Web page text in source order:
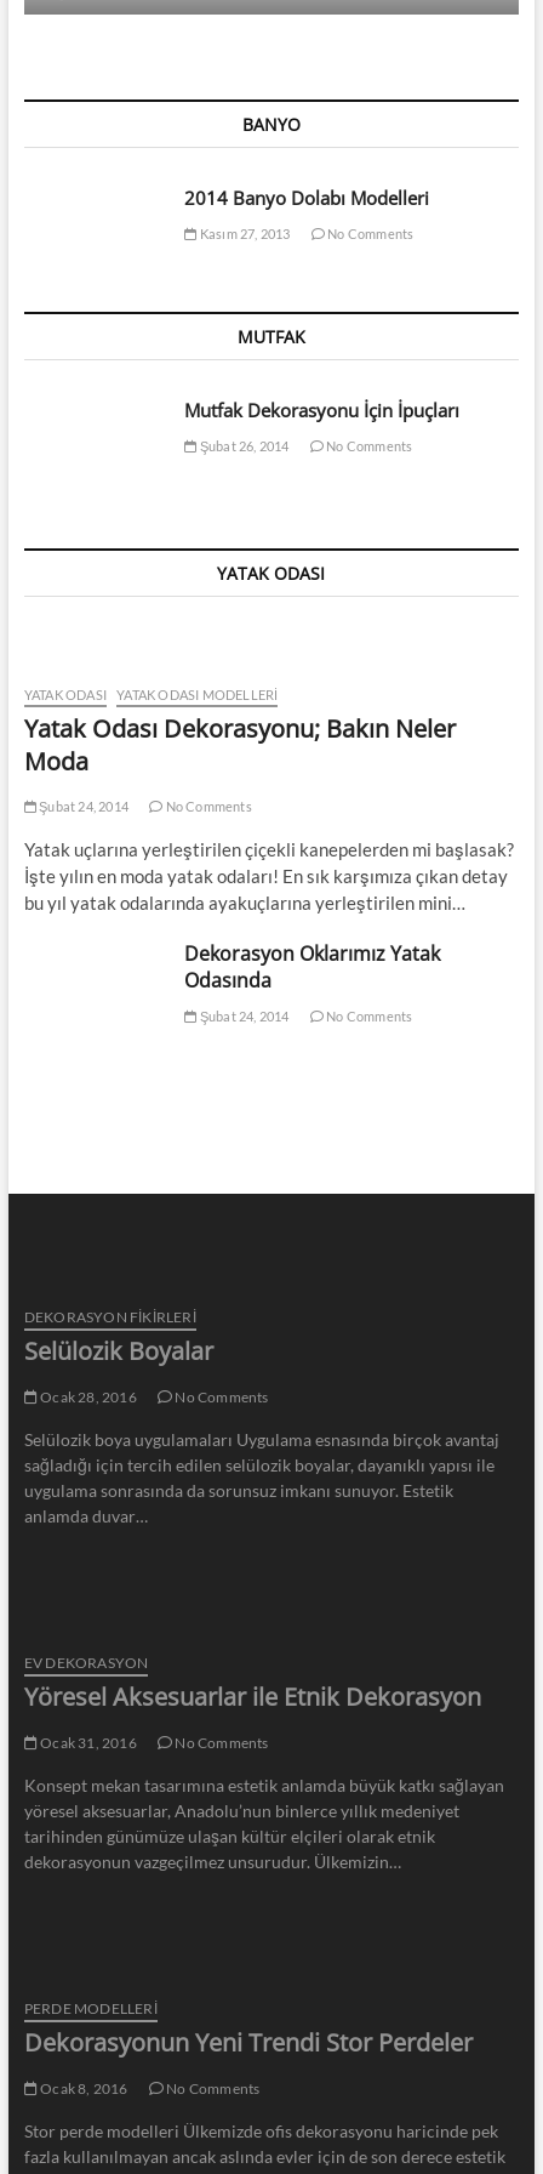
BANYO
2014 Banyo Dolabı Modelleri
Kasım 27, 2013 No Comments
MUTFAK
Mutfak Dekorasyonu İçin İpuçları
Şubat 26, 2014 No Comments
YATAK ODASI
YATAK ODASI YATAK ODASI MODELLERI
Yatak Odası Dekorasyonu; Bakın Neler
Moda
Şubat 24, 2014 No Comments
Yatak uçlarına yerleştirilen çiçekli kanepelerden mi başlasak?
İşte yılın en moda yatak odaları! En sık karşımıza çıkan detay
bu yıl yatak odalarında ayakuçlarına yerleştirilen mini…
Dekorasyon Oklarımız Yatak
Odasında
Şubat 24, 2014 No Comments
DEKORASYON FİKİRLERİ
Selülozik Boyalar
Ocak 28, 2016 No Comments
Selülozik boya uygulamaları Uygulama esnasında birçok avantaj
sağladığı için tercih edilen selülozik boyalar, dayanıklı yapısı ile
uygulama sonrasında da sorunsuz imkanı sunuyor. Estetik
anlamda duvar…
EV DEKORASYON
Yöresel Aksesuarlar ile Etnik Dekorasyon
Ocak 31, 2016 No Comments
Konsept mekan tasarımına estetik anlamda büyük katkı sağlayan
yöresel aksesuarlar, Anadolu’nun binlerce yıllık medeniyet
tarihinden günümüze ulaşan kültür elçileri olarak etnik
dekorasyonun vazgeçilmez unsurudur. Ülkemizin…
PERDE MODELLERI
Dekorasyonun Yeni Trendi Stor Perdeler
Ocak 8, 2016 No Comments
Stor perde modelleri Ülkemizde ofis dekorasyonu haricinde pek
fazla kullanılmayan ancak aslında evler için de son derece estetik